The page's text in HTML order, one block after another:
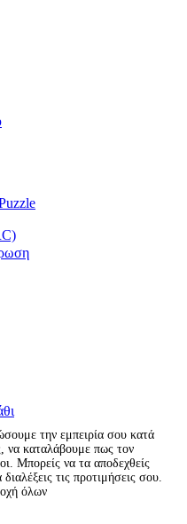
την εμπειρία σου κατά
να καταλάβουμε πως τον
Μπορείς να τα αποδεχθείς
τις προτιμήσεις σου.
όλων